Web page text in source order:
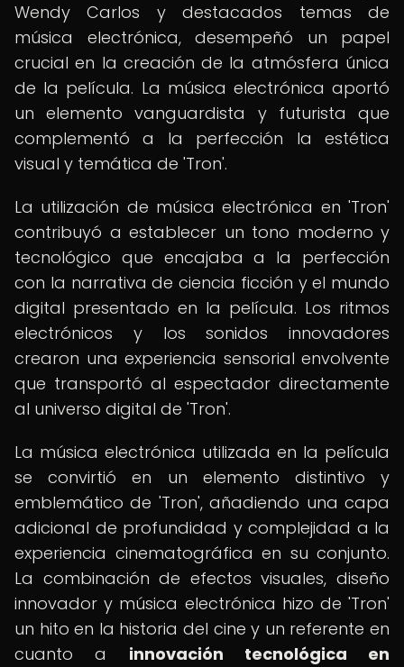
Wendy Carlos y destacados temas de
música electrónica, desempeñó un papel
crucial en la creación de la atmósfera única
de la película. La música electrónica aportó
un elemento vanguardista y futurista que
complementó a la perfección la estética
visual y temática de 'Tron'.
La utilización de música electrónica en 'Tron'
contribuyó a establecer un tono moderno y
tecnológico que encajaba a la perfección
con la narrativa de ciencia ficción y el mundo
digital presentado en la película. Los ritmos
electrónicos y los sonidos innovadores
crearon una experiencia sensorial envolvente
que transportó al espectador directamente
al universo digital de 'Tron'.
La música electrónica utilizada en la película
se convirtió en un elemento distintivo y
emblemático de 'Tron', añadiendo una capa
adicional de profundidad y complejidad a la
experiencia cinematográfica en su conjunto.
La combinación de efectos visuales, diseño
innovador y música electrónica hizo de 'Tron'
un hito en la historia del cine y un referente en
cuanto a innovación tecnológica en